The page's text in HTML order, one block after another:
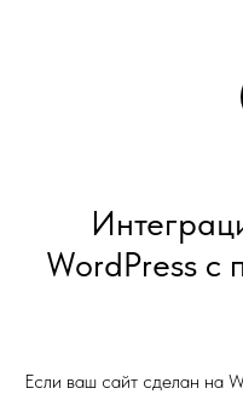
WordPress с
Если ваш сайт сделан на